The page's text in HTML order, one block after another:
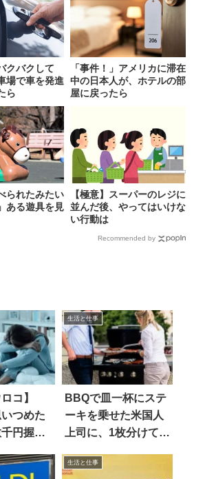
クバクして
場で車を発進
ら
「事件！」アメリカに滞在
中の日本人が、ホテルの部
屋に戻ったら
られたみたい
ある遊具を見
【極意】スーパーのレジに
並んだ後、やってはいけな
い行動は
Recommended by
コ】
いつめた
円握り
生活と仕事
BBQで皿一杯にステ
ーキを乗せた米国人
上司に、1枚分けてと
生活と仕事